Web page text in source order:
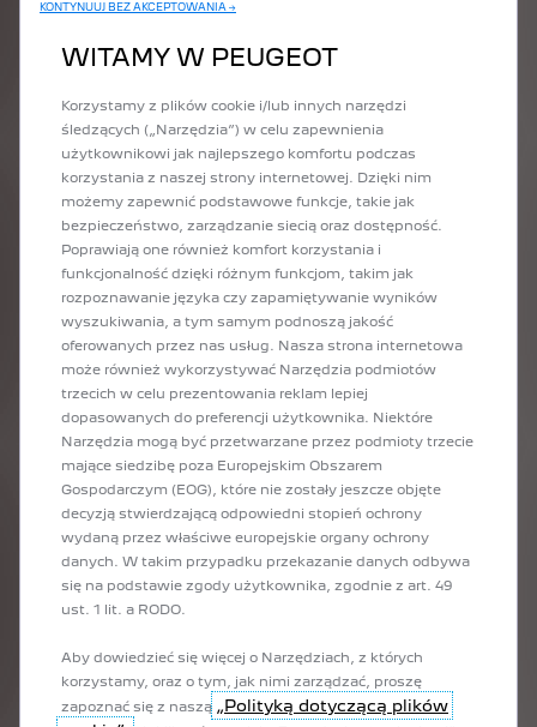
Chcę zweryfikować VIN mojego
pojazdu.
Wprowadź numer identyfikacyjny pojazdu (VIN) lub skontaktuj
się z dealerem w celu potwierdzenia, czy Twój samochód znalazł
się w grupie, której dotyczy problem.
ZWERYFIKUJ VIN SWOJEGO POJAZDU
KONTYNUUJ BEZ AKCEPTOWANIA →
WITAMY W PEUGEOT
Korzystamy z plików cookie i/lub innych narzędzi
śledzących („Narzędzia”) w celu zapewnienia
użytkownikowi jak najlepszego komfortu podczas
korzystania z naszej strony internetowej. Dzięki nim
możemy zapewnić podstawowe funkcje, takie jak
bezpieczeństwo, zarządzanie siecią oraz dostępność.
Poprawiają one również komfort korzystania i
funkcjonalność dzięki różnym funkcjom, takim jak
rozpoznawanie języka czy zapamiętywanie wyników
wyszukiwania, a tym samym podnoszą jakość
oferowanych przez nas usług. Nasza strona internetowa
może również wykorzystywać Narzędzia podmiotów
trzecich w celu prezentowania reklam lepiej
dopasowanych do preferencji użytkownika. Niektóre
Narzędzia mogą być przetwarzane przez podmioty trzecie
mające siedzibę poza Europejskim Obszarem
Gospodarczym (EOG), które nie zostały jeszcze objęte
decyzją stwierdzającą odpowiedni stopień ochrony
wydaną przez właściwe europejskie organy ochrony
danych. W takim przypadku przekazanie danych odbywa
się na podstawie zgody użytkownika, zgodnie z art. 49
ust. 1 lit. a RODO.
Aby dowiedzieć się więcej o Narzędziach, z których
korzystamy, oraz o tym, jak nimi zarządzać, proszę
zapoznać się z naszą „Polityką dotyczącą plików